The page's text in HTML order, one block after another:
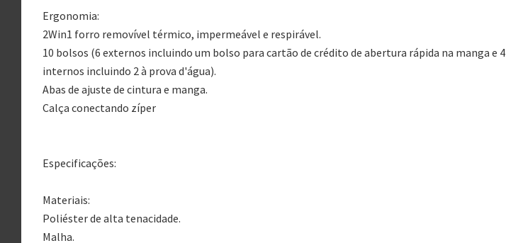
Ergonomia:
2Win1 forro removível térmico, impermeável e respirável.
10 bolsos (6 externos incluindo um bolso para cartão de crédito de abertura rápida na manga e 4
internos incluindo 2 à prova d'água).
Abas de ajuste de cintura e manga.
Calça conectando zíper
Especificações:
Materiais:
Poliéster de alta tenacidade.
Malha.